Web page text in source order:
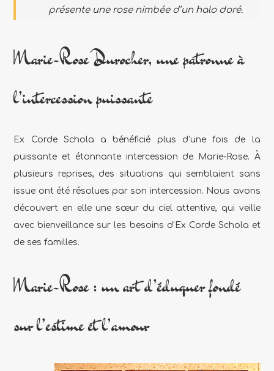
présente une rose nimbée d’un halo doré.
Marie-Rose Durocher, une patronne à
l’intercession puissante
Ex Corde Schola a bénéficié plus d’une fois de la
puissante et étonnante intercession de Marie-Rose. À
plusieurs reprises, des situations qui semblaient sans
issue ont été résolues par son intercession. Nous avons
découvert en elle une sœur du ciel attentive, qui veille
avec bienveillance sur les besoins d’Ex Corde Schola et
de ses familles.
Marie-Rose : un art d’éduquer fondé
sur l’estime et l’amour